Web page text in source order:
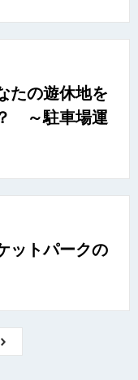
たの遊休地を
～駐車場運
ットパークの